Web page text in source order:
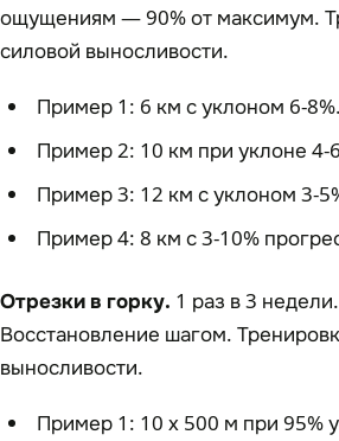
ощущениям — 90% от максимум.
силовой выносливости.
Пример 1: 6 км с уклоном 6-8%.
Пример 2: 10 км при уклоне 4-
Пример 3: 12 км с уклоном 3-
Пример 4: 8 км с 3-10%
Отрезки в горку. 1 раз в 3 недели.
Восстановление шагом.
выносливости.
Пример 1: 10 х 500 м при 95%